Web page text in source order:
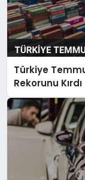
Türkiye
Rekorunu Kırdı